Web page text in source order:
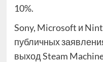
10%.
Sony, Microsoft и
публичных
выход Steam